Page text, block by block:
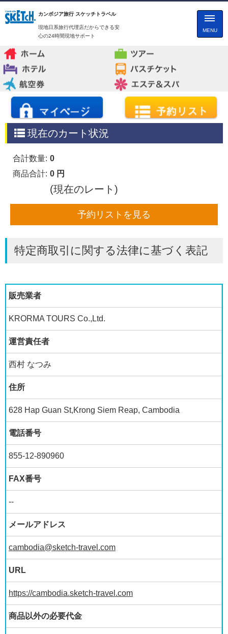
カンボジア旅行 スケッチトラベル
現地日系旅行代理店だからできる安
心の24時間現地サポート
MENU
現在のカート状況
合計数量: 0
商品合計: 0 円
(現在のレート)
予約リストを見る
特定商取引に関する法律に基づく表記
販売業者
KRORMA TOURS Co.,Ltd.
運営責任者
西村 なつみ
住所
628 Hap Guan St,Krong Siem Reap, Cambodia
電話番号
855-12-890960
FAX番号
--
メールアドレス
cambodia@sketch-travel.com
URL
https://cambodia.sketch-travel.com
商品以外の必要代金